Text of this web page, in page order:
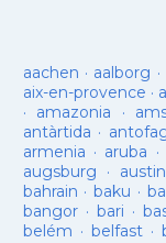
aachen · aalborg ·
aix-en-provence ·
· amazonia ·
antàrtida ·
armenia · aruba ·
augsburg · austin
bahrain ·baku ·
bangor· bari ·
belém · belfast·